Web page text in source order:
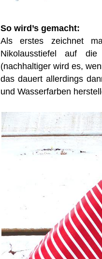
So wird’s gemacht:
Als erstes zeichnet
Nikolausstiefel auf
(nachhaltiger wird es,
das dauert allerdings
und Wasserfarben